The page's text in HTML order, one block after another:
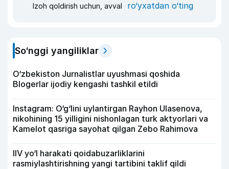
Izoh qoldirish uchun, avval ro‘yxatdan o‘ting
So‘nggi yangiliklar
O‘zbekiston Jurnalistlar uyushmasi qoshida
Blogerlar ijodiy kengashi tashkil etildi
Instagram: O‘g‘lini uylantirgan Rayhon Ulasenova,
nikohining 15 yilligini nishonlagan turk aktyorlari va
Kamelot qasriga sayohat qilgan Zebo Rahimova
IIV yo‘l harakati qoidabuzarliklarini
rasmiylashtirishning yangi tartibini taklif qildi